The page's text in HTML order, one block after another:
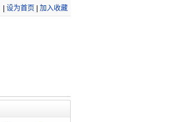
设为首页 加入收藏